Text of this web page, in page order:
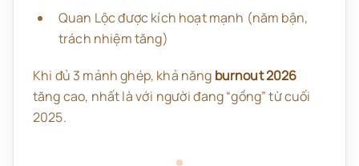
Quan Lộc được kích hoạt mạnh (năm bận,
trách nhiệm tăng)
Khi đủ 3 mảnh ghép, khả năng burnout 2026
tăng cao, nhất là với người đang “gồng” từ cuối
2025.